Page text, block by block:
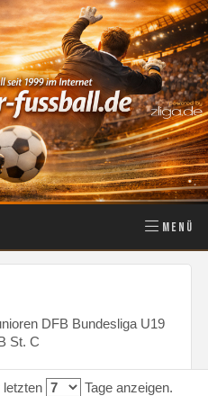
MENÜ
DFB Bundesliga U19
St. C
letzten Tage anzeigen.